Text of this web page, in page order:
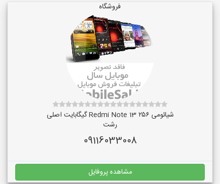
فروشگاه
شیائومی Redmi Note 13 ۲۵۶ گیگابایت اصلی
رشت
09116033008
مشاهده پروفایل